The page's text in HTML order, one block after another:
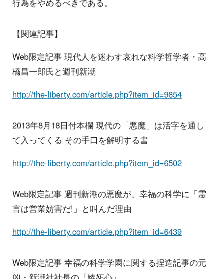
行為をやめるべきである。
【関連記事】
Web限定記事 現代人を迷わす哀れな科学哲学者・高
橋昌一郎氏と週刊新潮
http://the-liberty.com/article.php?item_id=9854
2013年8月18日付本欄 現代の「悪魔」は活字を通し
て入ってくる その手口を解明する書
http://the-liberty.com/article.php?item_id=6502
Web限定記事 週刊新潮の悪魔が、幸福の科学に「霊
言は営業妨害だ!」と叫んだ理由
http://the-liberty.com/article.php?item_id=6439
Web限定記事 幸福の科学学園に関する捏造記事の元